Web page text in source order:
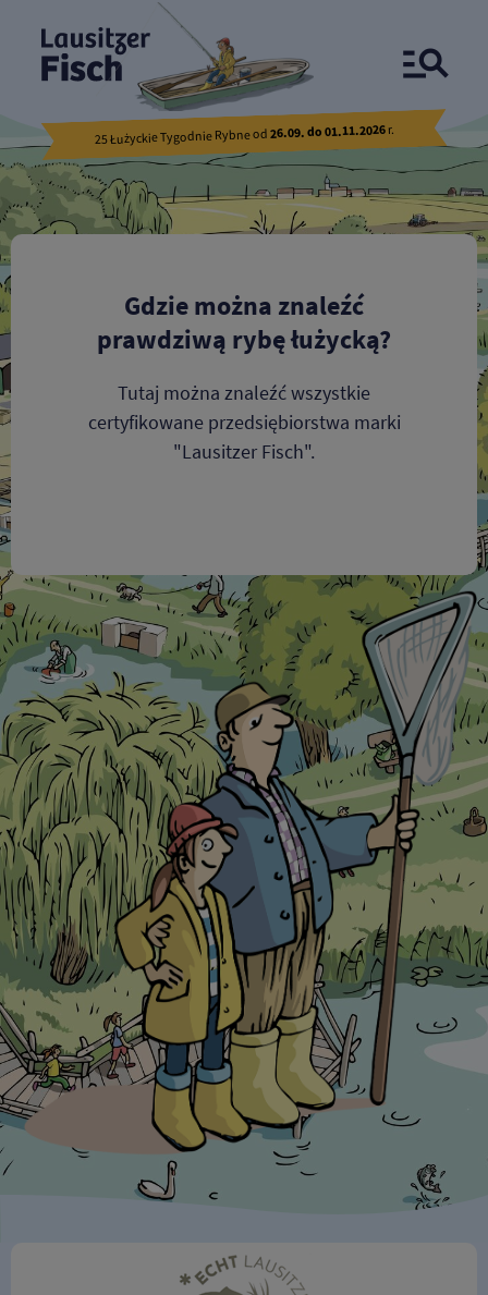
Spółki marki "Ryba Łużycka"
25 Łużyckie Tygodnie Rybne od26.09. do 01.11.2026r.
Gdzie można znaleźć
prawdziwą rybę łużycką?
Tutaj można znaleźć wszystkie
certyfikowane przedsiębiorstwa marki
"Lausitzer Fisch".